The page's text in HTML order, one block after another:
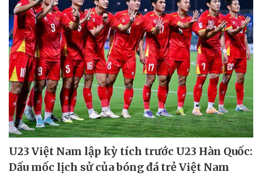
U23 Việt Nam lập kỳ tích trước U23 Hàn Quốc:
Dấu mốc lịch sử của bóng đá trẻ Việt Nam